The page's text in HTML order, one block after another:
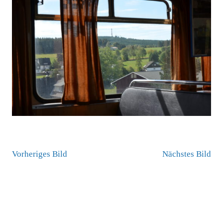
Vorheriges Bild Nächstes Bild